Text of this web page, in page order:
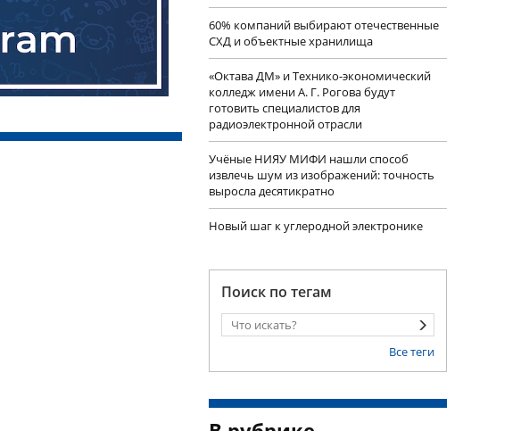
60% компаний выбирают отечественные
СХД и объектные хранилища
«Октава ДМ» и Технико-экономический
колледж имени А. Г. Рогова будут
готовить специалистов для
радиоэлектронной отрасли
Учëные НИЯУ МИФИ нашли способ
извлечь шум из изображений: точность
выросла десятикратно
Новый шаг к углеродной электронике
Поиск по тегам
Все теги